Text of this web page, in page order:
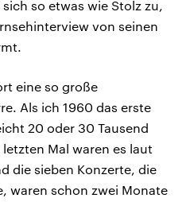
so etwas wie Stolz zu,
von seinen
eine so große
Als ich 1960 das erste
20 oder 30 Tausend
Mal waren es laut
die sieben Konzerte, die
waren schon zwei Monate